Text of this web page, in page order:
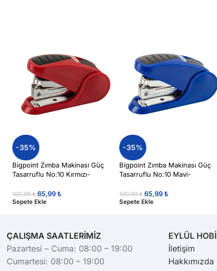
-35%
Bigpoint Zımba Makinası Güç
Tasarruflu No:10 Kırmızı-
100,99₺ 65,99₺
Sepete Ekle
-35%
Bigpoint Zımba Makinası Güç
Tasarruflu No:10 Mavi-
100,99₺ 65,99₺
Sepete Ekle
ÇALIŞMA SAATLERİMİZ
Pazartesi – Cuma: 08:00 – 19:00
Cumartesi: 08:00 – 19:00
EYLÜL HOBİ
İletişim
Hakkımızda